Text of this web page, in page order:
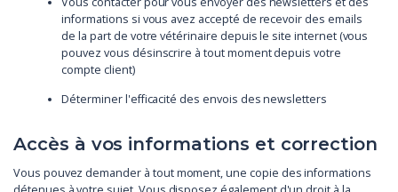
informations si vous avez accepté de recevoir des emails
de la part de votre vétérinaire depuis le site internet (vous
pouvez vous désinscrire à tout moment depuis votre
compte client)
Déterminer l'efficacité des envois des newsletters
Accès à vos informations et correction
Vous pouvez demander à tout moment, une copie des informations